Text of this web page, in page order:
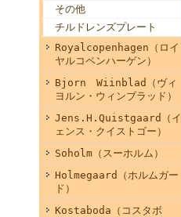
その他
チルドレンズプレート
Royalcopenhagen（ロイ
ヤルコペンハーゲン）
Bjorn Wiinblad（ヴィ
ヨルン・ウィンブラッド）
Jens.H.Quistgaard（イ
ェンス・クイストゴー）
Soholm（スーホルム）
Holmegaard（ホルムガー
ド）
Kostaboda（コスタボ